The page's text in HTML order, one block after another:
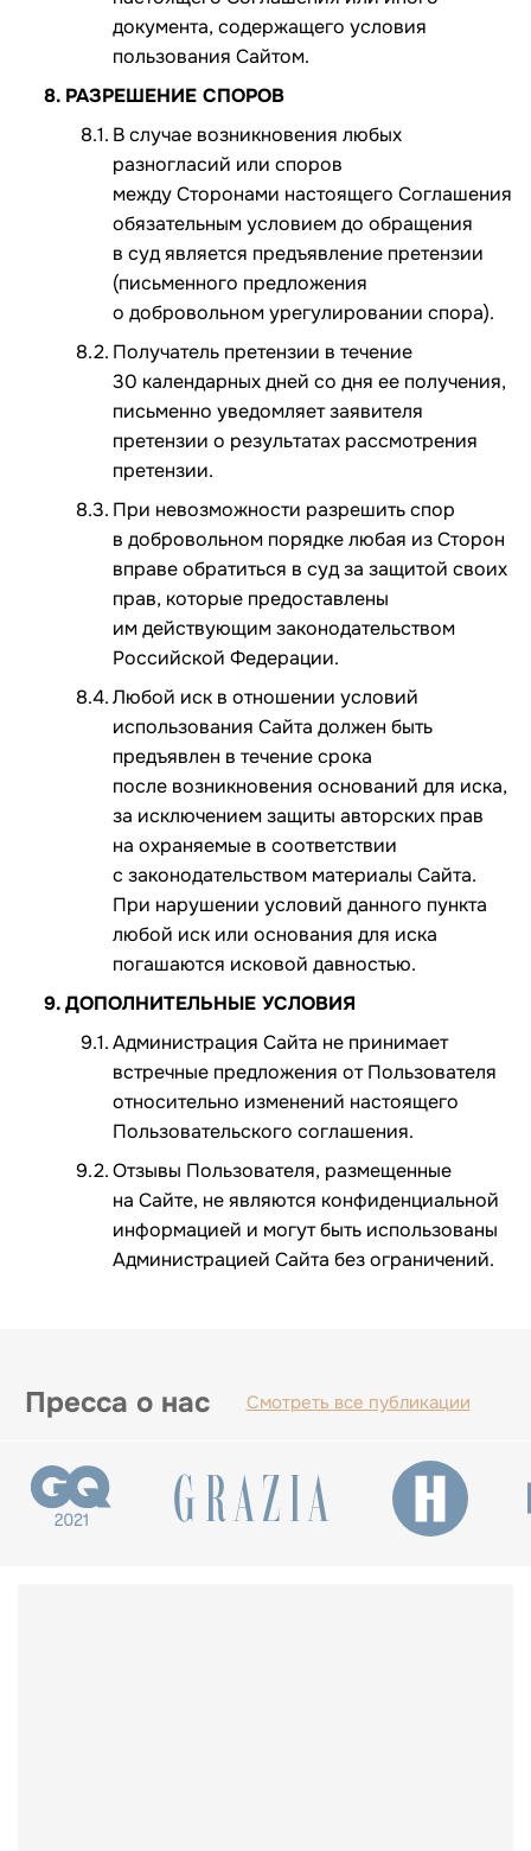
документа, содержащего условия
пользования Сайтом.
РАЗРЕШЕНИЕ СПОРОВ
В случае возникновения любых
разногласий или споров
между Сторонами настоящего Соглашения
обязательным условием до обращения
в суд является предъявление претензии
(письменного предложения
о добровольном урегулировании спора).
Получатель претензии в течение
30 календарных дней со дня ее получения,
письменно уведомляет заявителя
претензии о результатах рассмотрения
претензии.
При невозможности разрешить спор
в добровольном порядке любая из Сторон
вправе обратиться в суд за защитой своих
прав, которые предоставлены
им действующим законодательством
Российской Федерации.
Любой иск в отношении условий
использования Сайта должен быть
предъявлен в течение срока
после возникновения оснований для иска,
за исключением защиты авторских прав
на охраняемые в соответствии
с законодательством материалы Сайта.
При нарушении условий данного пункта
любой иск или основания для иска
погашаются исковой давностью.
ДОПОЛНИТЕЛЬНЫЕ УСЛОВИЯ
Администрация Сайта не принимает
встречные предложения от Пользователя
относительно изменений настоящего
Пользовательского соглашения.
Отзывы Пользователя, размещенные
на Сайте, не являются конфиденциальной
информацией и могут быть использованы
Администрацией Сайта без ограничений.
Пресса о нас Смотреть все публикации